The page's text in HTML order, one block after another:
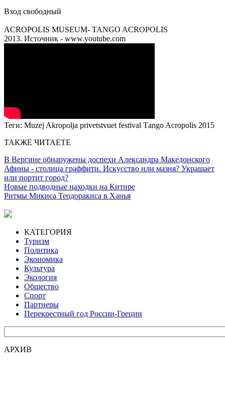
Вход свободный
ACROPOLIS MUSEUM- TANGO ACROPOLIS
2013. Источник - www.youtube.com
Теги: Muzej Akropolja privetstvuet festival Τango Acropolis 2015
ТАКЖЕ ЧИТАЕТЕ
В Вергине обнаружены доспехи Александра Македонского
Афины - столица граффити. Искусство или мазня? Украшает
или портит город?
Новые подводные находки на Китире
Ритмы Микиса Теодоракиса в Ханья
КАТЕГОРИЯ
Туризм
Политика
Экономика
Культура
Экология
Общество
Спорт
Партнеры
Перекрестный год России-Греции
АРХИВ